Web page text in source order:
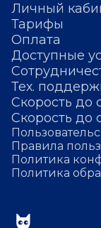
Личный
Тарифы
Оплата
Доступные
Тех.
Скорость до
Скорость до
Правила
Политика
Политика